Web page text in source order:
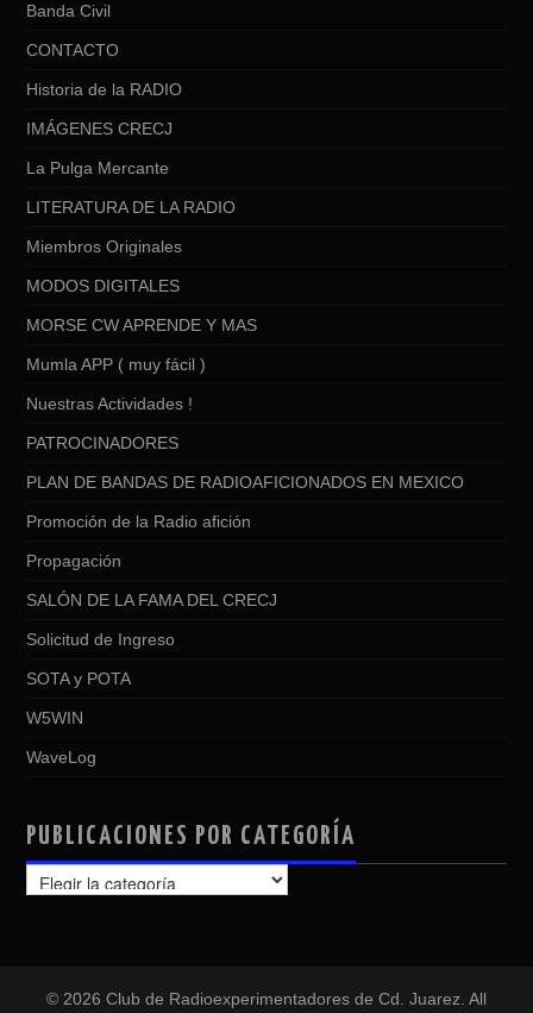
Banda Civil
CONTACTO
Historia de la RADIO
IMÁGENES CRECJ
La Pulga Mercante
LITERATURA DE LA RADIO
Miembros Originales
MODOS DIGITALES
MORSE CW APRENDE Y MAS
Mumla APP ( muy fácil )
Nuestras Actividades !
PATROCINADORES
PLAN DE BANDAS DE RADIOAFICIONADOS EN MEXICO
Promoción de la Radio afición
Propagación
SALÓN DE LA FAMA DEL CRECJ
Solicitud de Ingreso
SOTA y POTA
W5WIN
WaveLog
PUBLICACIONES POR CATEGORÍA
PUBLICACIONES
POR
© 2026 Club de Radioexperimentadores de Cd. Juarez. All